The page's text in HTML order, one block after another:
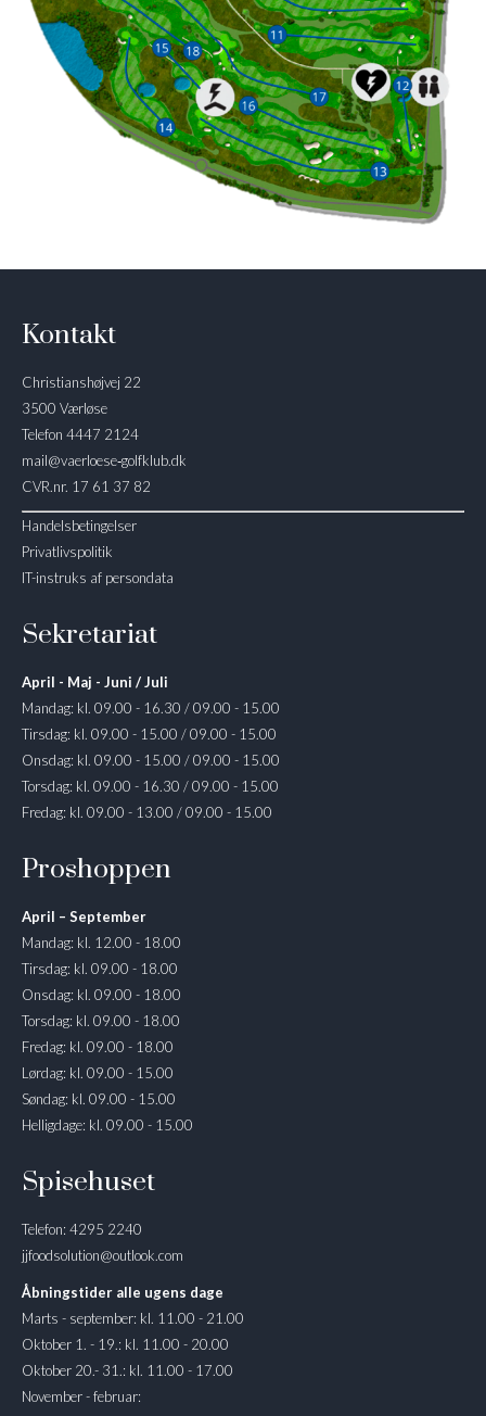
Kontakt
Christianshøjvej 22
3500 Værløse
Telefon 4447 2124
mail@vaerloese‑golfklub.dk
CVR.nr. 17 61 37 82
Handelsbetingelser
Privatlivspolitik
IT-instruks af persondata
Sekretariat
April - Maj - Juni / Juli
Mandag: kl. 09.00 - 16.30 / 09.00 - 15.00
Tirsdag: kl. 09.00 - 15.00 / 09.00 - 15.00
Onsdag: kl. 09.00 - 15.00 / 09.00 - 15.00
Torsdag: kl. 09.00 - 16.30 / 09.00 - 15.00
Fredag: kl. 09.00 - 13.00 / 09.00 - 15.00
Proshoppen
April – September
Mandag: kl. 12.00 - 18.00
Tirsdag: kl. 09.00 - 18.00
Onsdag: kl. 09.00 - 18.00
Torsdag: kl. 09.00 - 18.00
Fredag: kl. 09.00 - 18.00
Lørdag: kl. 09.00 - 15.00
Søndag: kl. 09.00 - 15.00
Helligdage: kl. 09.00 - 15.00
Spisehuset
Telefon: 4295 2240
jjfoodsolution@outlook.com
Åbningstider alle ugens dage
Marts - september: kl. 11.00 - 21.00
Oktober 1. - 19.: kl. 11.00 - 20.00
Oktober 20.- 31.: kl. 11.00 - 17.00
November - februar: